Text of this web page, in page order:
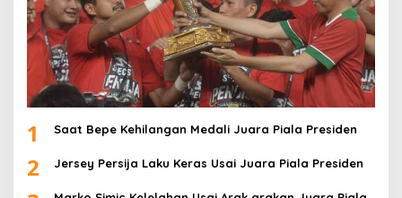
1 Saat Bepe Kehilangan Medali Juara Piala Presiden
2 Jersey Persija Laku Keras Usai Juara Piala Presiden